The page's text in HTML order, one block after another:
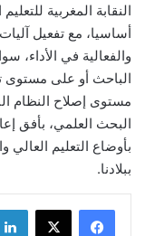
النقابة المغربية
أساسيا، مع تفعيل
والفعالية في
الباحث أو على مستوى
مستوى إصلاح النظام
البحث العلمي، بأفق
بأوضاع التعليم العالي
ببلادنا.